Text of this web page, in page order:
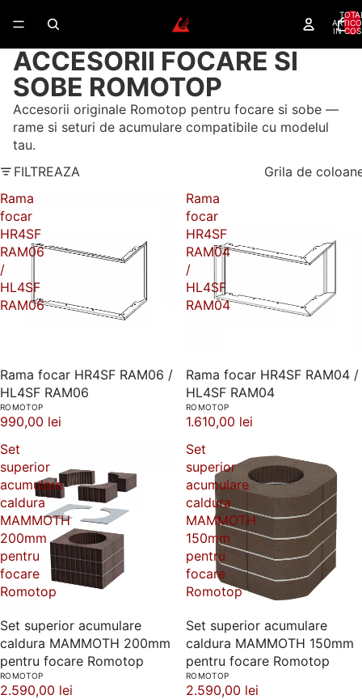
IN
ACCESORII FOCARE SI
SOBE ROMOTOP
Accesorii originale Romotop pentru focare si sobe —
rame si seturi de acumulare compatibile cu modelul
tau.
FILTREAZA
Grila de
Rama
focar
HR4SF
RAM06
/
HL4SF
RAM06
Rama focar HR4SF RAM06 /
HL4SF RAM06
ROMOTOP
990,00 lei
Rama
focar
HR4SF
RAM04
/
HL4SF
RAM04
Rama focar HR4SF RAM04 /
HL4SF RAM04
ROMOTOP
1.610,00 lei
Set
superior
acumulare
caldura
MAMMOTH
200mm
pentru
focare
Romotop
Set superior acumulare
caldura MAMMOTH 200mm
pentru focare Romotop
ROMOTOP
2.590,00 lei
Set
superior
acumulare
caldura
MAMMOTH
150mm
pentru
focare
Romotop
Set superior acumulare
caldura MAMMOTH 150mm
pentru focare Romotop
ROMOTOP
2.590,00 lei